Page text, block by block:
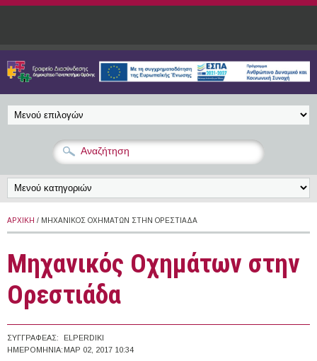
Παράκαμψη προς το κυρίως περιεχόμενο
ΑΡΧΙΚΉ / ΜΗΧΑΝΙΚΌΣ ΟΧΗΜΆΤΩΝ ΣΤΗΝ ΟΡΕΣΤΙΆΔΑ
Μηχανικός Οχημάτων στην
Ορεστιάδα
ΣΥΓΓΡΑΦΈΑΣ:
ELPERDIKI
ΗΜΕΡΟΜΗΝΊΑ: ΜΑΡ 02, 2017 10:34